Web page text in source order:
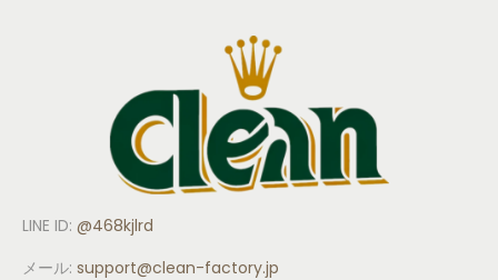
LINE ID: @468kjlrd
メール: support@clean-factory.jp